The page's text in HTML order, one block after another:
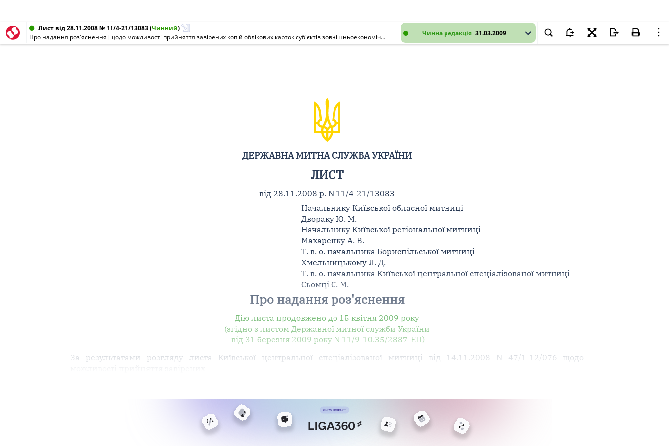
Чинна редакція 31.03.2009
Лист від 28.11.2008 № 11/4-21/13083(Чинний)
Про надання роз'яснення [щодо можливості прийняття завірених копій облікових карток суб'єктів зовнішньоекономічної діяльності для здійснення митних процедур]
ДЕРЖАВНА МИТНА СЛУЖБА УКРАЇНИ
ЛИСТ
від 28.11.2008 р. N 11/4-21/13083
Начальнику Київської обласної митниці
Двораку Ю. М.
Начальнику Київської регіональної митниці
Макаренку А. В.
Т. в. о. начальника Бориспільської митниці
Хмельницькому Л. Д.
Т. в. о. начальника Київської центральної спеціалізованої митниці
Сьомці С. М.
Про надання роз'яснення
Дію листа продовжено до 15 квітня 2009 року
(згідно з листом Державної митної служби України
від 31 березня 2009 року N 11/9-10.35/2887-ЕП)
За результатами розгляду листа Київської центральної спеціалізованої митниці від 14.11.2008 N 47/1-12/076 щодо